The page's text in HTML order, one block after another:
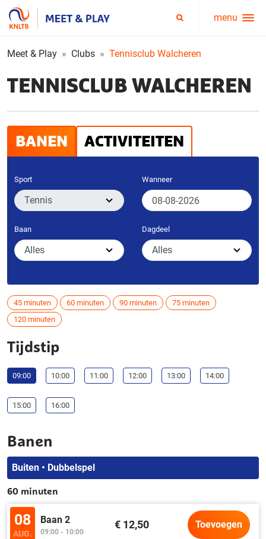
Service
menu
menu
Meet & Play Clubs Tennisclub Walcheren
TENNISCLUB WALCHEREN
BANEN ACTIVITEITEN
Sport Wanneer
Baan Dagdeel
45 minuten 60 minuten 90 minuten
75 minuten
120 minuten
Tijdstip
09:00 10:00 11:00 12:00 13:00 14:00
15:00 16:00
Banen
Buiten • Dubbelspel
60 minuten
08
AUG.
Baan 2
09:00 - 10:00
€ 12,50 Toevoegen